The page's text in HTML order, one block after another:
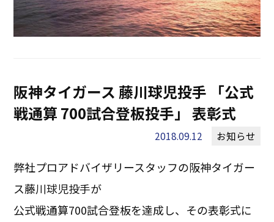
阪神タイガース 藤川球児投手 「公式
戦通算 700試合登板投手」 表彰式
2018.09.12 お知らせ
弊社プロアドバイザリースタッフの阪神タイガー
ス藤川球児投手が
公式戦通算700試合登板を達成し、その表彰式に